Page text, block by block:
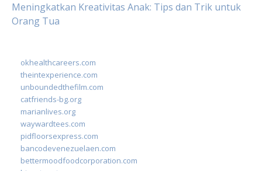
Meningkatkan Kreativitas Anak: Tips dan Trik untuk
Orang Tua
okhealthcareers.com
theintexperience.com
unboundedthefilm.com
catfriends-bg.org
marianlives.org
waywardtees.com
pidfloorsexpress.com
bancodevenezuelaen.com
bettermoodfoodcorporation.com